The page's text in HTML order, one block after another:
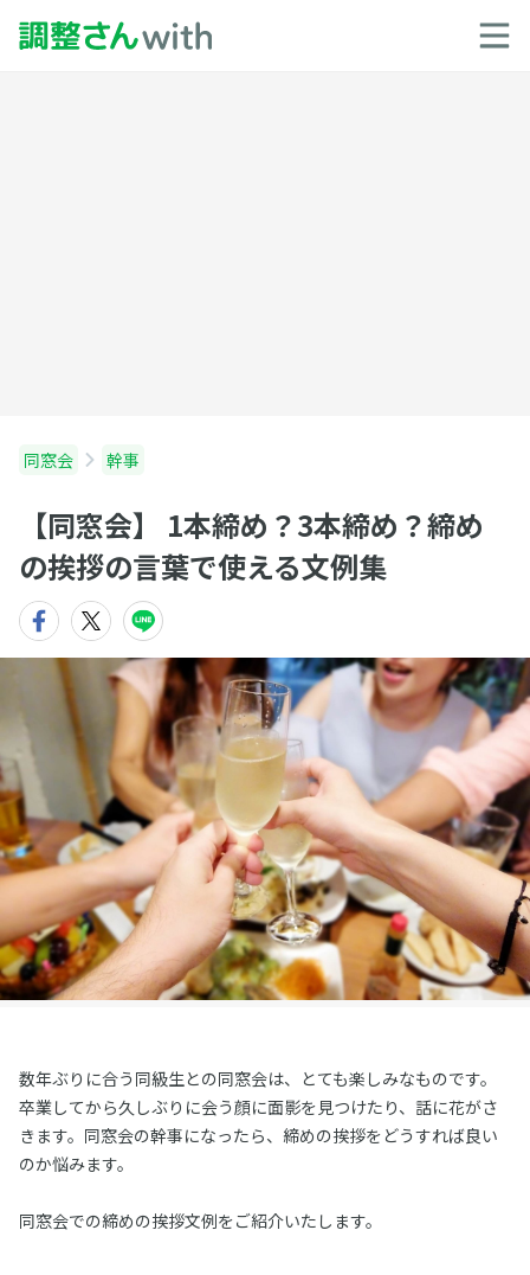
同窓会 幹事
【同窓会】 1本締め？3本締め？締め
の挨拶の言葉で使える文例集
数年ぶりに合う同級生との同窓会は、とても楽しみなものです。
卒業してから久しぶりに会う顔に面影を見つけたり、話に花がさ
きます。同窓会の幹事になったら、締めの挨拶をどうすれば良い
のか悩みます。
同窓会での締めの挨拶文例をご紹介いたします。